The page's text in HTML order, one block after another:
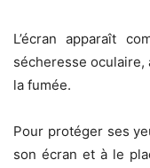
L’écran apparaît
sécheresse
la fumée.
Pour protéger ses
son écran et à le